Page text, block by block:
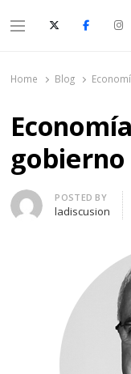
Menu
Home Blog
gobierno
Author
POSTED BY
ladiscusion